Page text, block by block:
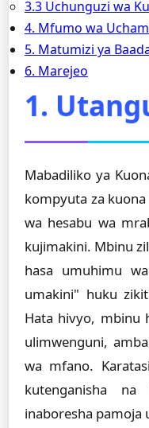
3.3 Uchunguzi wa
4. Mfumo wa
5. Matumizi ya
6. Marejeo
1.
Mabadiliko ya
kompyuta za
wa hesabu wa
kujimakini. Mbinu
hasa umuhimu
umakini" huku
Hata hivyo, mbinu
ulimwenguni,
wa mfano.
kutenganisha
inaboresha